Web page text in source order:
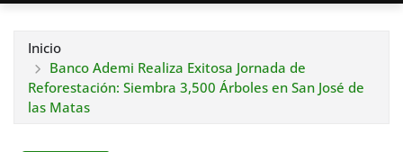
Inicio
Banco Ademi Realiza Exitosa Jornada de
Reforestación: Siembra 3,500 Árboles en San José de
las Matas